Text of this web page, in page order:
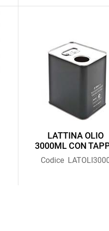
LATTINA OLIO
3000ML CON
Codice